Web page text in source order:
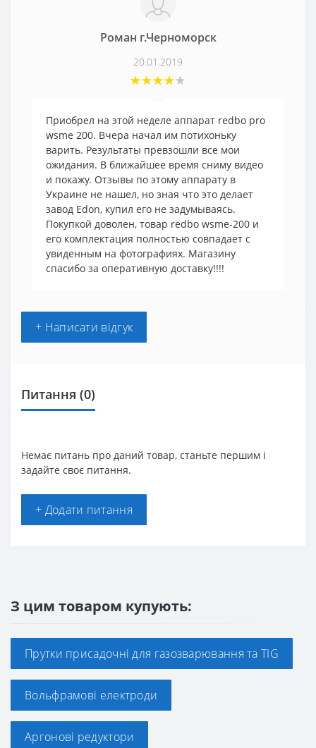
Роман г.Черноморск
20.01.2019
Приобрел на этой неделе аппарат redbo pro
wsme 200. Вчера начал им потихоньку
варить. Результаты превзошли все мои
ожидания. В ближайшее время сниму видео
и покажу. Отзывы по этому аппарату в
Украине не нашел, но зная что это делает
завод Edon, купил его не задумываясь.
Покупкой доволен, товар redbo wsme-200 и
его комплектация полностью совпадает с
увиденным на фотографиях. Магазину
спасибо за оперативную доставку!!!!
+ Написати відгук
Питання (0)
Немає питань про даний товар, станьте першим і
задайте своє питання.
+ Додати питання
З цим товаром купують:
Прутки присадочні для газозварювання та TIG
Вольфрамові електроди
Аргонові редуктори